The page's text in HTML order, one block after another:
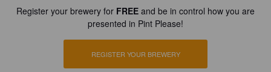
Register your brewery for FREE and be in control how you are
presented in Pint Please!
REGISTER YOUR BREWERY